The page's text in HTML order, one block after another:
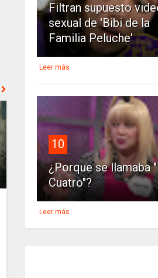
Filtran supuesto
sexual de 'Bibi de la
Familia Peluche'
Leer más
10
¿Porque se llamaba
Cuatro"?
Leer más